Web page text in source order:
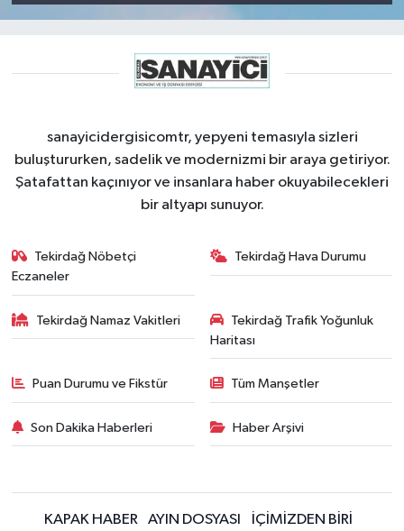
sanayicidergisicomtr, yepyeni temasıyla sizleri
buluştururken, sadelik ve modernizmi bir araya getiriyor.
Şatafattan kaçınıyor ve insanlara haber okuyabilecekleri
bir altyapı sunuyor.
Tekirdağ Nöbetçi
Eczaneler
Tekirdağ Hava Durumu
Tekirdağ Namaz Vakitleri
Tekirdağ Trafik Yoğunluk
Haritası
Puan Durumu ve Fikstür Tüm Manşetler
Son Dakika Haberleri Haber Arşivi
KAPAK HABER AYIN DOSYASI İÇİMİZDEN BİRİ